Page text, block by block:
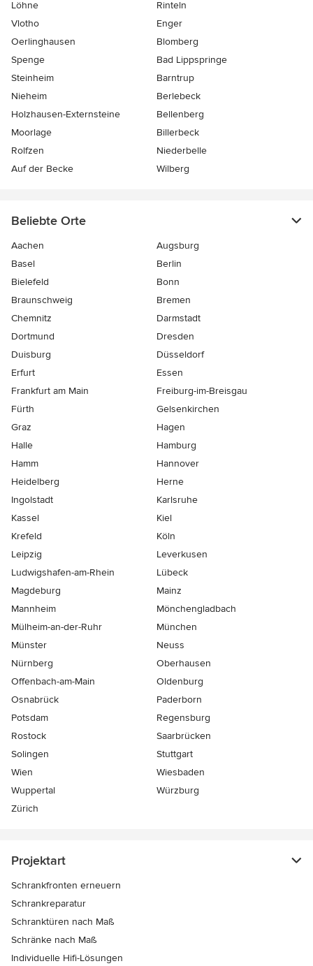
Löhne
Rinteln
Vlotho
Enger
Oerlinghausen
Blomberg
Spenge
Bad Lippspringe
Steinheim
Barntrup
Nieheim
Berlebeck
Holzhausen-Externsteine
Bellenberg
Moorlage
Billerbeck
Rolfzen
Niederbelle
Auf der Becke
Wilberg
Beliebte Orte
Aachen
Augsburg
Basel
Berlin
Bielefeld
Bonn
Braunschweig
Bremen
Chemnitz
Darmstadt
Dortmund
Dresden
Duisburg
Düsseldorf
Erfurt
Essen
Frankfurt am Main
Freiburg-im-Breisgau
Fürth
Gelsenkirchen
Graz
Hagen
Halle
Hamburg
Hamm
Hannover
Heidelberg
Herne
Ingolstadt
Karlsruhe
Kassel
Kiel
Krefeld
Köln
Leipzig
Leverkusen
Ludwigshafen-am-Rhein
Lübeck
Magdeburg
Mainz
Mannheim
Mönchen­gladbach
Mülheim-an-der-Ruhr
München
Münster
Neuss
Nürnberg
Oberhausen
Offenbach-am-Main
Oldenburg
Osnabrück
Paderborn
Potsdam
Regensburg
Rostock
Saarbrücken
Solingen
Stuttgart
Wien
Wiesbaden
Wuppertal
Würzburg
Zürich
Projektart
Schrankfronten erneuern
Schrankreparatur
Schranktüren nach Maß
Schränke nach Maß
Individuelle Hifi-Lösungen